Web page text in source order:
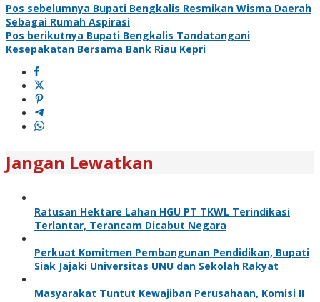
Pos sebelumnya Bupati Bengkalis Resmikan Wisma Daerah
Sebagai Rumah Aspirasi
Pos berikutnya Bupati Bengkalis Tandatangani
Kesepakatan Bersama Bank Riau Kepri
Jangan Lewatkan
Ratusan Hektare Lahan HGU PT TKWL Terindikasi
Terlantar, Terancam Dicabut Negara
Perkuat Komitmen Pembangunan Pendidikan, Bupati
Siak Jajaki Universitas UNU dan Sekolah Rakyat
Masyarakat Tuntut Kewajiban Perusahaan, Komisi II